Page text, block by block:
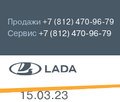
Продажи+7 (812) 470-96-79
Сервис+7 (812) 470-96-79
15.03.23